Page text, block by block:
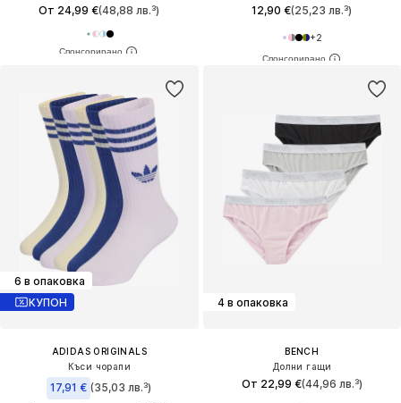
От 24,99 €(48,88 лв.³) 12,90 €(25,23 лв.³)
+2
6 в опаковка
КУПОН
ADIDAS ORIGINALS
Къси чорапи
17,91 € (35,03 лв.³)
4 в опаковка
BENCH
Долни гащи
От 22,99 €(44,96 лв.³)